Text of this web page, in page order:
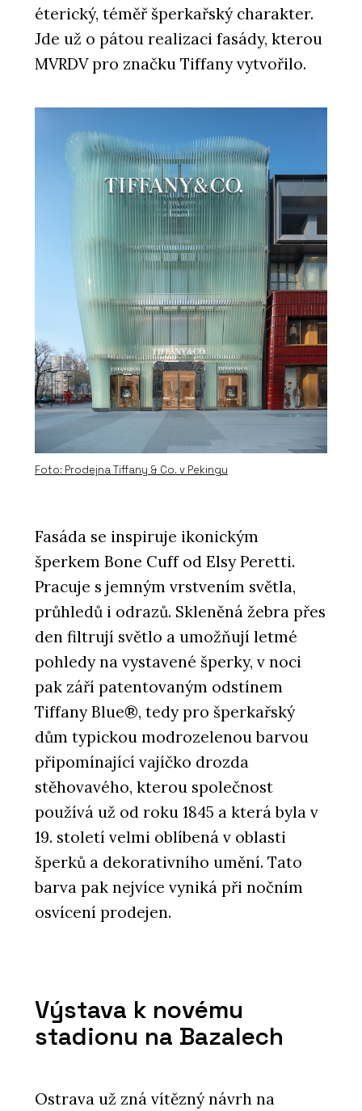
éterický, téměř šperkařský charakter.
Jde už o pátou realizaci fasády, kterou
MVRDV pro značku Tiffany vytvořilo.
Foto: Prodejna Tiffany & Co. v Pekingu
Fasáda se inspiruje ikonickým
šperkem Bone Cuff od Elsy Peretti.
Pracuje s jemným vrstvením světla,
průhledů i odrazů. Skleněná žebra přes
den filtrují světlo a umožňují letmé
pohledy na vystavené šperky, v noci
pak září patentovaným odstínem
Tiffany Blue®, tedy pro šperkařský
dům typickou modrozelenou barvou
připomínající vajíčko drozda
stěhovavého, kterou společnost
používá už od roku 1845 a která byla v
19. století velmi oblíbená v oblasti
šperků a dekorativního umění. Tato
barva pak nejvíce vyniká při nočním
osvícení prodejen.
Výstava k novému
stadionu na Bazalech
Ostrava už zná vítězný návrh na